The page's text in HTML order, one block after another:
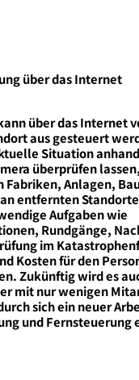
über das Internet
über das Internet
aus gesteuert
Situation
überprüfen
Fabriken, Anlagen,
entfernten
Aufgaben wie
Rundgänge,
im
Kosten für den
Zukünftig wird es
mit nur wenigen
sich ein neuer
und Fernsteuerung